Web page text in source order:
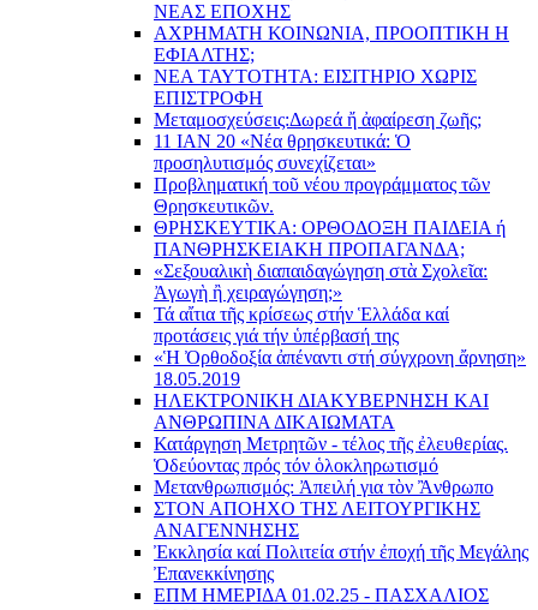
ΝΕΑΣ ΕΠΟΧΗΣ
ΑΧΡΗΜΑΤΗ ΚΟΙΝΩΝΙΑ, ΠΡΟΟΠΤΙΚΗ Η
ΕΦΙΑΛΤΗΣ;
ΝΕΑ ΤΑΥΤΟΤΗΤΑ: ΕΙΣΙΤΗΡΙΟ ΧΩΡΙΣ
ΕΠΙΣΤΡΟΦΗ
Μεταμοσχεύσεις:Δωρεά ἤ ἀφαίρεση ζωῆς;
11 ΙΑΝ 20 «Νέα θρησκευτικά: Ὁ
προσηλυτισμός συνεχίζεται»
Προβληματική τοῦ νέου προγράμματος τῶν
Θρησκευτικῶν.
ΘΡΗΣΚΕΥΤΙΚΑ: ΟΡΘΟΔΟΞΗ ΠΑΙΔΕΙΑ ή
ΠΑΝΘΡΗΣΚΕΙΑΚΗ ΠΡΟΠΑΓΑΝΔΑ;
«Σεξουαλικὴ διαπαιδαγώγηση στὰ Σχολεῖα:
Ἀγωγὴ ἢ χειραγώγηση;»
Τά αἴτια τῆς κρίσεως στήν Ἑλλάδα καί
προτάσεις γιά τήν ὑπέρβασή της
«Ἡ Ὀρθοδοξία ἀπέναντι στή σύγχρονη ἄρνηση»
18.05.2019
ΗΛΕΚΤΡΟΝΙΚΗ ΔΙΑΚΥΒΕΡΝΗΣΗ ΚΑΙ
ΑΝΘΡΩΠΙΝΑ ΔΙΚΑΙΩΜΑΤΑ
Κατάργηση Μετρητῶν - τέλος τῆς ἐλευθερίας.
Ὁδεύοντας πρός τόν ὁλοκληρωτισμό
Μετανθρωπισμός: Ἀπειλή για τὸν Ἂνθρωπο
ΣΤΟΝ ΑΠΟΗΧΟ ΤΗΣ ΛΕΙΤΟΥΡΓΙΚΗΣ
ΑΝΑΓΕΝΝΗΣΗΣ
Ἐκκλησία καί Πολιτεία στήν ἐποχή τῆς Μεγάλης
Ἐπανεκκίνησης
ΕΠΜ ΗΜΕΡΙΔΑ 01.02.25 - ΠΑΣΧΑΛΙΟΣ